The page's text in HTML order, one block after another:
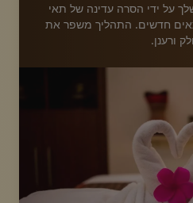
על ידי הסרה עדינה של תאי
חדשים. התהליך משפר את
ורענן.